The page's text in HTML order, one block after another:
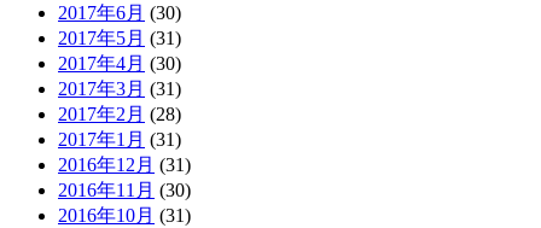
2017年6月 (30)
2017年5月 (31)
2017年4月 (30)
2017年3月 (31)
2017年2月 (28)
2017年1月 (31)
2016年12月 (31)
2016年11月 (30)
2016年10月 (31)